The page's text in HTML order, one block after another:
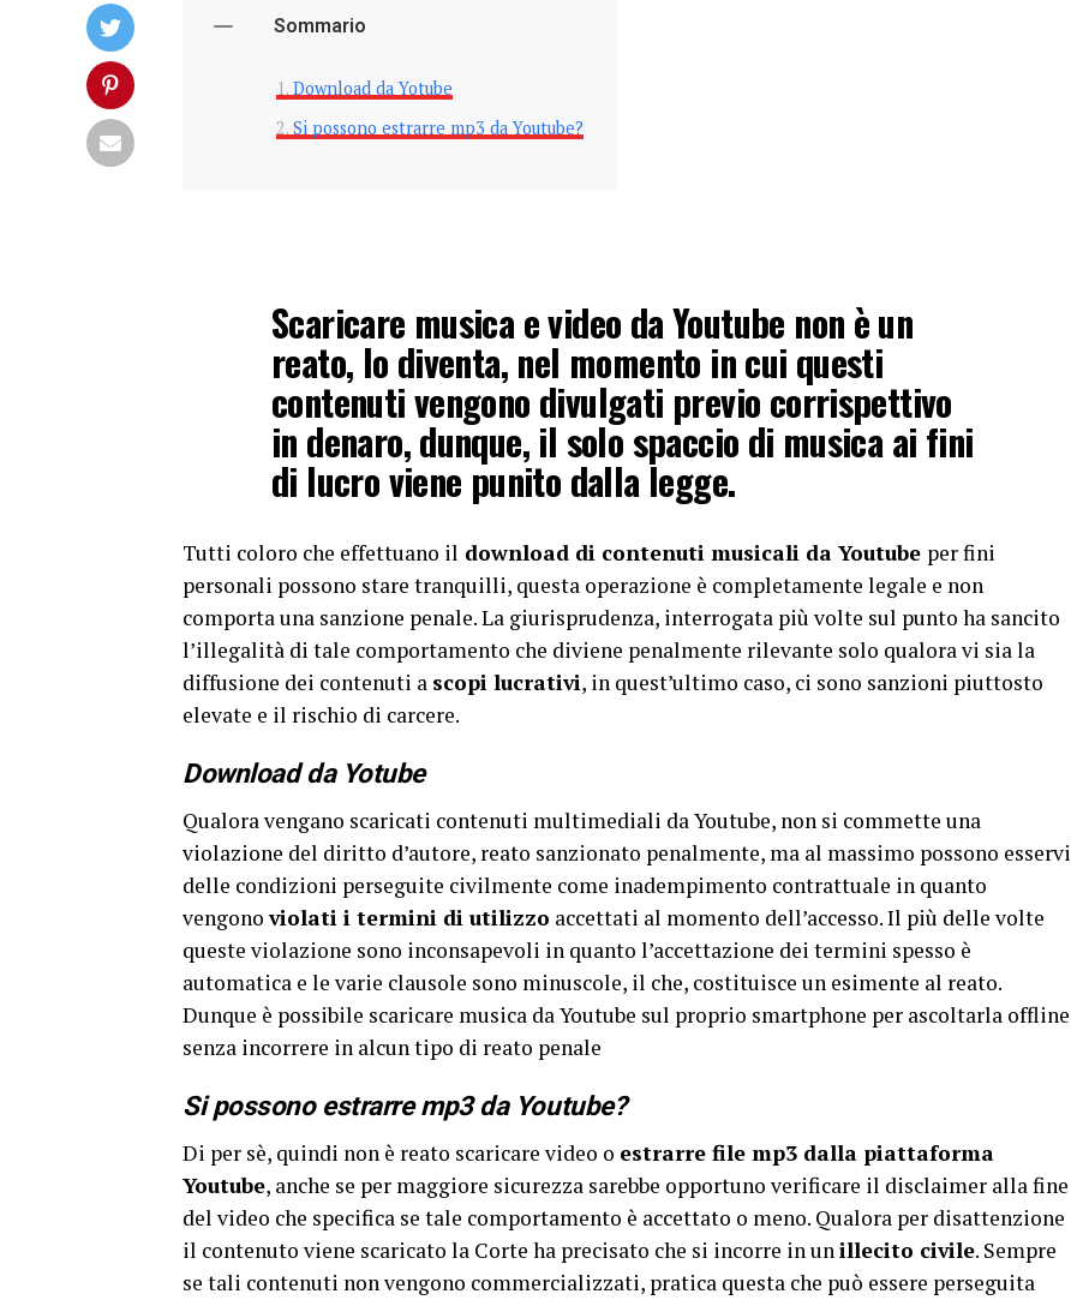
Sommario
Download da Yotube
Si possono estrarre mp3 da Youtube?
Scaricare musica e video da Youtube non è un
reato, lo diventa, nel momento in cui questi
contenuti vengono divulgati previo corrispettivo
in denaro, dunque, il solo spaccio di musica ai fini
di lucro viene punito dalla legge.
Tutti coloro che effettuano il download di contenuti musicali da Youtube per fini
personali possono stare tranquilli, questa operazione è completamente legale e non
comporta una sanzione penale. La giurisprudenza, interrogata più volte sul punto ha sancito
l’illegalità di tale comportamento che diviene penalmente rilevante solo qualora vi sia la
diffusione dei contenuti a scopi lucrativi, in quest’ultimo caso, ci sono sanzioni piuttosto
elevate e il rischio di carcere.
Download da Yotube
Qualora vengano scaricati contenuti multimediali da Youtube, non si commette una
violazione del diritto d’autore, reato sanzionato penalmente, ma al massimo possono esservi
delle condizioni perseguite civilmente come inadempimento contrattuale in quanto
vengonoviolati i termini di utilizzo accettati al momento dell’accesso. Il più delle volte
queste violazione sono inconsapevoli in quanto l’accettazione dei termini spesso è
automatica e le varie clausole sono minuscole, il che, costituisce un esimente al reato.
Dunque è possibile scaricare musica da Youtube sul proprio smartphone per ascoltarla offline
senza incorrere in alcun tipo di reato penale
Si possono estrarre mp3 da Youtube?
Di per sè, quindi non è reato scaricare video o estrarre file mp3 dalla piattaforma
Youtube, anche se per maggiore sicurezza sarebbe opportuno verificare il disclaimer alla fine
del video che specifica se tale comportamento è accettato o meno. Qualora per disattenzione
il contenuto viene scaricato la Corte ha precisato che si incorre in unillecito civile. Sempre
se tali contenuti non vengono commercializzati, pratica questa che può essere perseguita